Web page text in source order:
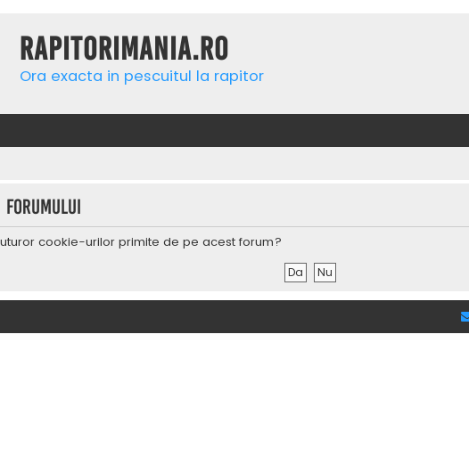
Rapitorimania.ro
Ora exacta in pescuitul la rapitor
forumului
cookie-urilor primite de pe acest forum?